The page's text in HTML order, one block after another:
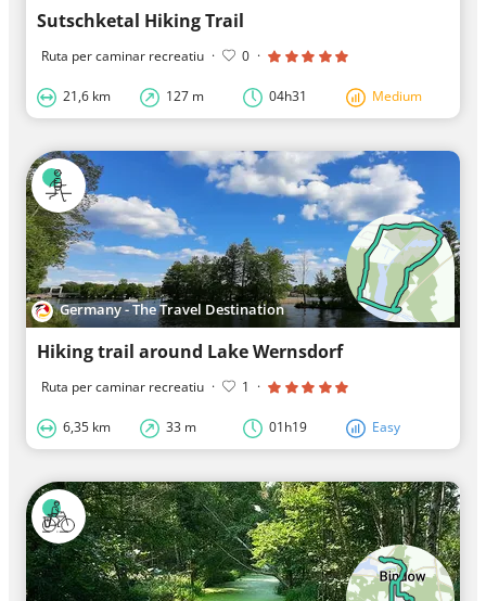
Sutschketal Hiking Trail
Ruta per caminar recreatiu · 0 ·
21,6 km 127 m 04h31 Medium
Germany - The Travel Destination
Hiking trail around Lake Wernsdorf
Ruta per caminar recreatiu · 1 ·
6,35 km 33 m 01h19 Easy